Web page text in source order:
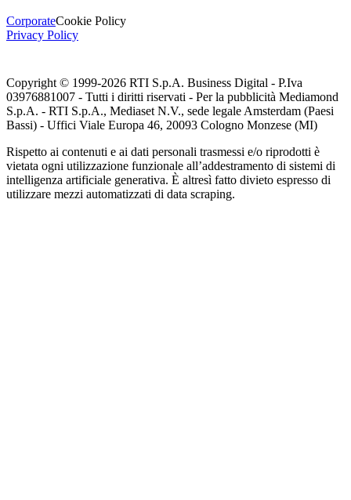
CorporateCookie Policy
Privacy Policy
Copyright © 1999-2026 RTI S.p.A. Business Digital - P.Iva
03976881007 - Tutti i diritti riservati - Per la pubblicità Mediamond
S.p.A. - RTI S.p.A., Mediaset N.V., sede legale Amsterdam (Paesi
Bassi) - Uffici Viale Europa 46, 20093 Cologno Monzese (MI)
Rispetto ai contenuti e ai dati personali trasmessi e/o riprodotti è
vietata ogni utilizzazione funzionale all’addestramento di sistemi di
intelligenza artificiale generativa. È altresì fatto divieto espresso di
utilizzare mezzi automatizzati di data scraping.